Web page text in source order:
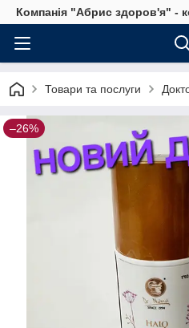
Компанія "Абрис здоров'я" -
Товари та послуги
–26%